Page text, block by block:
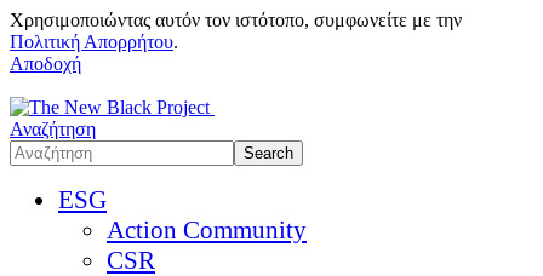
Χρησιμοποιώντας αυτόν τον ιστότοπο, συμφωνείτε με την
Πολιτική Απορρήτου.
Αποδοχή
Αναζήτηση
ESG
Action Community
CSR